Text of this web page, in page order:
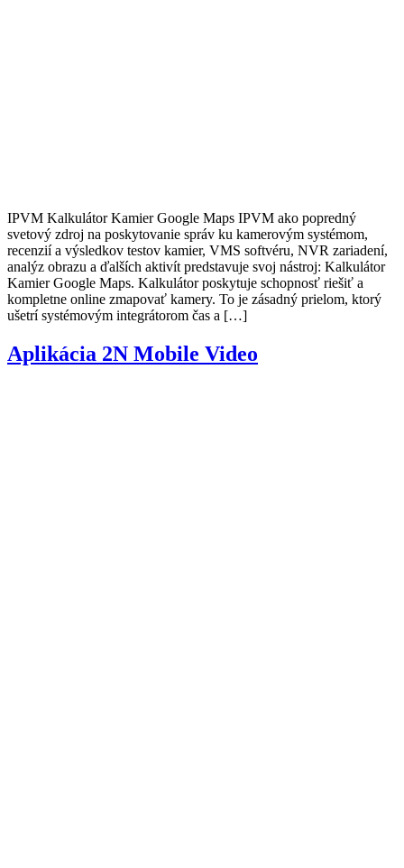
IPVM Kalkulátor Kamier Google Maps IPVM ako popredný
svetový zdroj na poskytovanie správ ku kamerovým systémom,
recenzií a výsledkov testov kamier, VMS softvéru, NVR zariadení,
analýz obrazu a ďalších aktivít predstavuje svoj nástroj: Kalkulátor
Kamier Google Maps. Kalkulátor poskytuje schopnosť riešiť a
kompletne online zmapovať kamery. To je zásadný prielom, ktorý
ušetrí systémovým integrátorom čas a […]
Aplikácia 2N Mobile Video